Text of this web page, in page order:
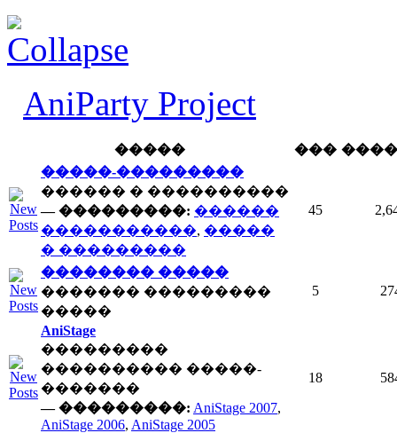
AniParty Project
����� ���
�����-���������
������ � ����������
— ���������: ������
�����������, �����
� ���������
45
�������� �����
������� ���������
�����
5
AniStage
���������
���������� �����-
�������
— ���������: AniStage 2007,
AniStage 2006, AniStage 2005
18